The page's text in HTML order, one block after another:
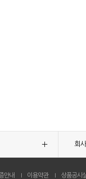
회
안내 이용약관 상품공시